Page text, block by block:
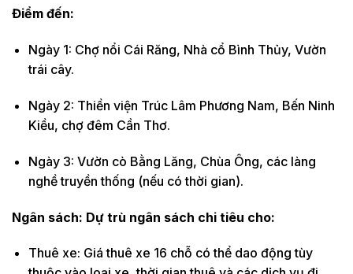
Điểm đến:
Ngày 1: Chợ nổi Cái Răng, Nhà cổ Bình Thủy, Vườn
trái cây.
Ngày 2: Thiền viện Trúc Lâm Phương Nam, Bến Ninh
Kiều, chợ đêm Cần Thơ.
Ngày 3: Vườn cò Bằng Lăng, Chùa Ông, các làng
nghề truyền thống (nếu có thời gian).
Ngân sách: Dự trù ngân sách chi tiêu cho:
Thuê xe: Giá thuê xe 16 chỗ có thể dao động tùy